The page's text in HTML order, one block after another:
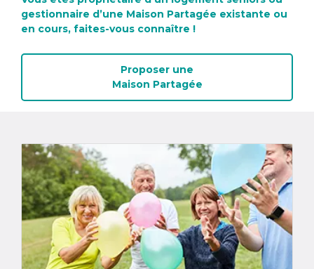
gestionnaire d’une Maison Partagée existante ou
en cours, faites-vous connaître !
Proposer une
Maison Partagée